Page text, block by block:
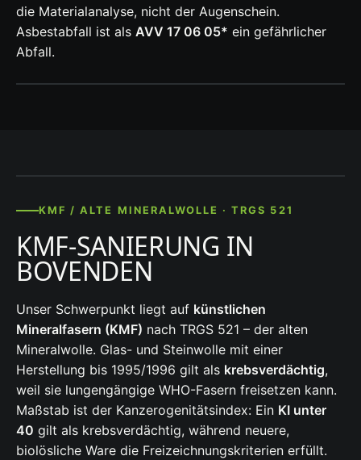
die Materialanalyse, nicht der Augenschein.
Asbestabfall ist als AVV 17 06 05* ein gefährlicher
Abfall.
KMF / ALTE MINERALWOLLE · TRGS 521
KMF-SANIERUNG IN
BOVENDEN
Unser Schwerpunkt liegt auf künstlichen
Mineralfasern (KMF) nach TRGS 521 – der alten
Mineralwolle. Glas- und Steinwolle mit einer
Herstellung bis 1995/1996 gilt als krebsverdächtig,
weil sie lungengängige WHO-Fasern freisetzen kann.
Maßstab ist der Kanzerogenitätsindex: Ein KI unter
40 gilt als krebsverdächtig, während neuere,
biolösliche Ware die Freizeichnungskriterien erfüllt.